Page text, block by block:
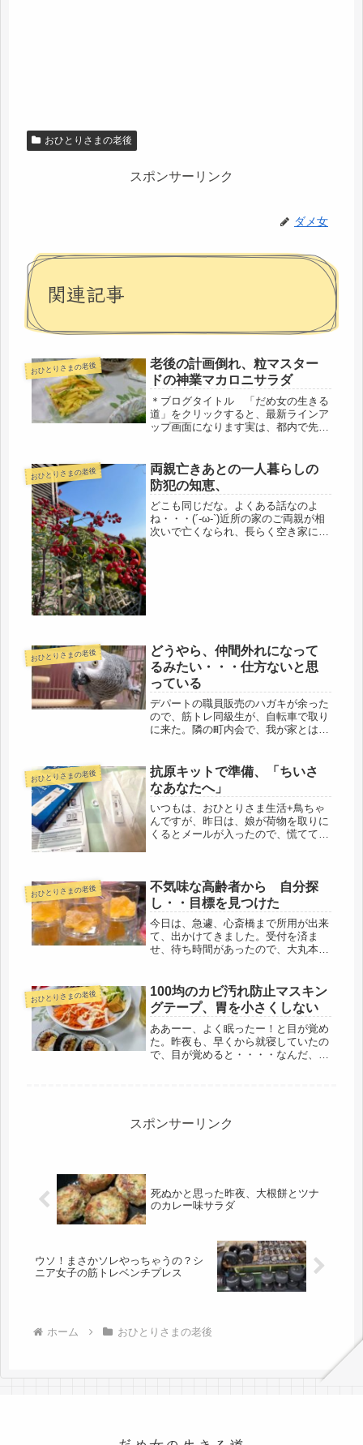
おひとりさまの老後
スポンサーリンク
ダメ女
関連記事
おひとりさまの老後
老後の計画倒れ、粒マスター
ドの神業マカロニサラダ
＊ブログタイトル 「だめ女の生きる
道」をクリックすると、最新ラインア
ップ画面になります実は、都内で先日
手が、奥様と噂の方と初めて会ったと
言われているナショナルトレーニング
セ...
おひとりさまの老後
両親亡きあとの一人暮らしの
防犯の知恵、
どこも同じだな。よくある話なのよ
ね・・・(´-ω-`)近所の家のご両親が相
次いで亡くなられ、長らく空き家にな
おひとりさまの老後
どうやら、仲間外れになって
るみたい・・・仕方ないと思
っている
デパートの職員販売のハガキが余った
ので、筋トレ同級生が、自転車で取り
に来た。隣の町内会で、我が家とは。
しなかった。筋トレジムで、指導員の
先生に彼女も４月から来られてます
よ、...
おひとりさまの老後
抗原キットで準備、「ちいさ
なあなたへ」
いつもは、おひとりさま生活+鳥ちゃ
んですが、昨日は、娘が荷物を取りに
くるとメールが入ったので、慌てて、
べておこうと、頑張って、のどの奥と
鼻の...
おひとりさまの老後
不気味な高齢者から 自分探
し・・目標を見つけた
今日は、急遽、心斎橋まで所用が出来
て、出かけてきました。受付を済ま
せ、待ち時間があったので、大丸本店
じみ老舗デパート。今回の改装で、中
二階は消えたけど、ここも、ここもそ
のま...
おひとりさまの老後
100均のカビ汚れ防止マスキン
グテープ、胃を小さくしない
ああーー、よく眠ったー！と目が覚め
た。昨夜も、早くから就寝していたの
で、目が覚めると・・・・なんだ、ま
は...
スポンサーリンク
死ぬかと思った昨夜、大根餅とツナ
のカレー味サラダ
ウソ！まさかソレやっちゃうの？シ
ニア女子の筋トレベンチプレス
ホーム おひとりさまの老後